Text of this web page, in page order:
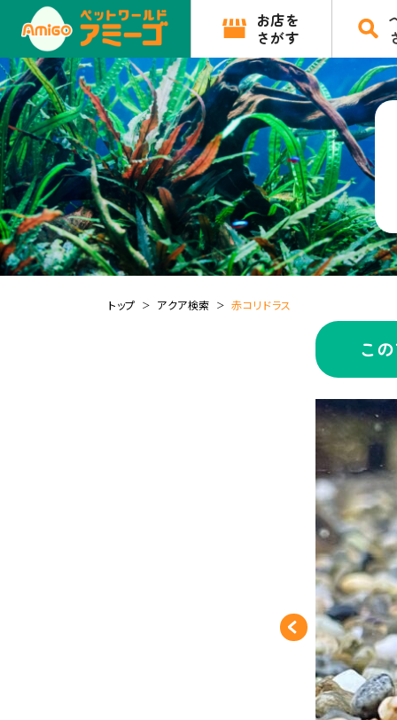
お店を
さがす
トップ アクア検索 赤コリドラス
こ